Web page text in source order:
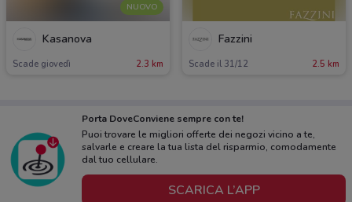
NUOVO
Kasanova
Scade giovedì 2.3 km
Fazzini
Scade il 31/12 2.5 km
Porta DoveConviene sempre con te!
Puoi trovare le migliori offerte dei negozi vicino a te,
salvarle e creare la tua lista del risparmio, comodamente
dal tuo cellulare.
SCARICA L’APP